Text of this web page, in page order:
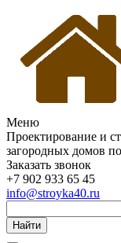
Меню
Проектирование и
загородных домов
Заказать звонок
+7 902 933 65 45
info@stroyka40.ru
Найти